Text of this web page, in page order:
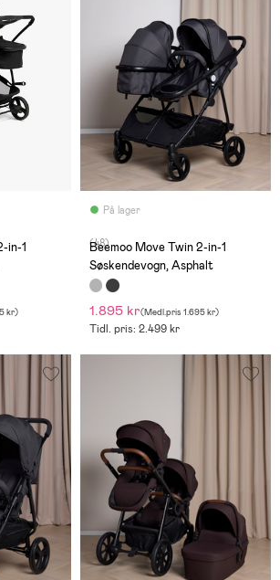
in-1
kr)
På lager
(48)
Beemoo Move Twin 2-in-1
Søskendevogn, Asphalt
1.895 kr(Medl.pris 1.695 kr)
Tidl. pris: 2.499 kr